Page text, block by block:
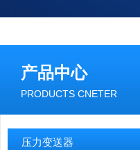
产品中心
PRODUCTS CNETER
压力变送器